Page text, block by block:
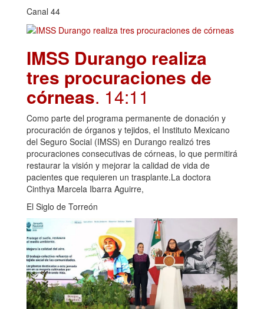
Canal 44
IMSS Durango realiza
tres procuraciones de
córneas. 14:11
Como parte del programa permanente de donación y
procuración de órganos y tejidos, el Instituto Mexicano
del Seguro Social (IMSS) en Durango realizó tres
procuraciones consecutivas de córneas, lo que permitirá
restaurar la visión y mejorar la calidad de vida de
pacientes que requieren un trasplante.La doctora
Cinthya Marcela Ibarra Aguirre,
El Siglo de Torreón